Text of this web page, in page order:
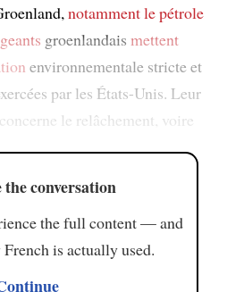
notammentle pétrole
groenlandais mettent
environnementale stricte et
par les États-Unis. Leur
concerne le relâchement, voire
conversation
the full content — and
is actually used.